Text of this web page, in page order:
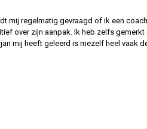
mij regelmatig gevraagd of ik een
over zijn aanpak. Ik heb zelfs
mij heeft geleerd is mezelf heel vaak